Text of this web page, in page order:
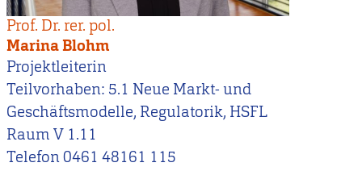
Prof. Dr. rer. pol.
Marina Blohm
Projektleiterin
Teilvorhaben: 5.1 Neue Markt- und
Geschäftsmodelle, Regulatorik, HSFL
Raum V 1.11
Telefon 0461 48161 115